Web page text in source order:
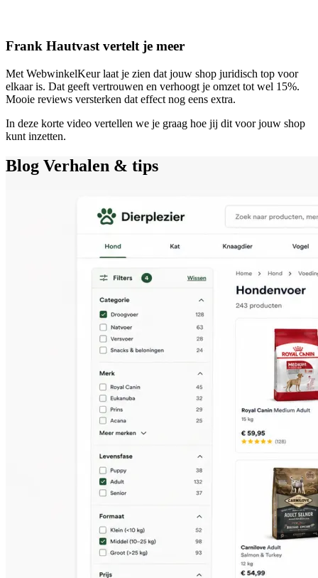
Frank Hautvast vertelt je meer
Met WebwinkelKeur laat je zien dat jouw shop juridisch top voor
elkaar is. Dat geeft vertrouwen en verhoogt je omzet tot wel 15%.
Mooie reviews versterken dat effect nog eens extra.
In deze korte video vertellen we je graag hoe jij dit voor jouw shop
kunt inzetten.
Blog Verhalen & tips